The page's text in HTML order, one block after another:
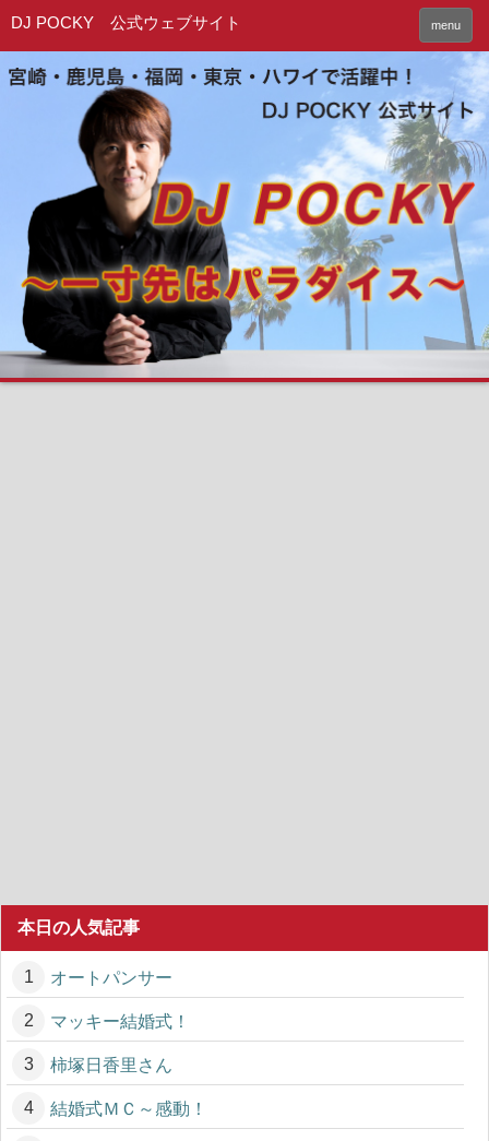
menu
DJ POCKY 公式ウェブサイト
本日の人気記事
オートパンサー
マッキー結婚式！
柿塚日香里さん
結婚式ＭＣ～感動！